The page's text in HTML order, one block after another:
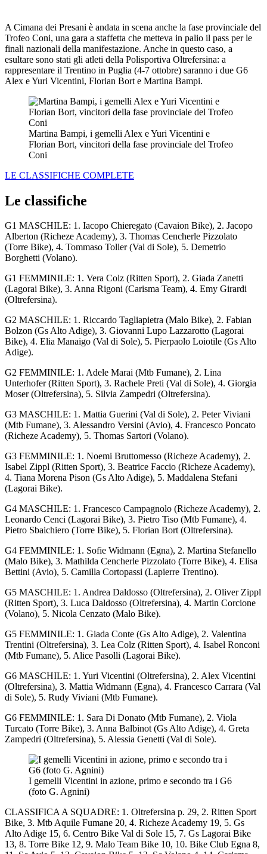
A Cimana dei Presani è andata in scena anche la fase provinciale del
Trofeo Coni, una gara a staffetta che metteva in palio il pass per le
finali nazionali della manifestazione. Anche in questo caso, a
esultare sono stati gli atleti della Polisportiva Oltrefersina: a
rappresentare il Trentino in Puglia (4-7 ottobre) saranno i due G6
Alex e Yuri Vicentini, Florian Bort e Martina Bampi.
Martina Bampi, i gemelli Alex e Yuri Vicentini e
Florian Bort, vincitori della fase provinciale del Trofeo
Coni
LE CLASSIFICHE COMPLETE
Le classifiche
G1 MASCHILE: 1. Iacopo Chieregato (Cavaion Bike), 2. Jacopo
Alberton (Richeze Academy), 3. Thomas Cencherle Pizzolato
(Torre Bike), 4. Tommaso Toller (Val di Sole), 5. Demetrio
Borghetti (Volano).
G1 FEMMINILE: 1. Vera Colz (Ritten Sport), 2. Giada Zanetti
(Lagorai Bike), 3. Anna Rigoni (Carisma Team), 4. Emy Girardi
(Oltrefersina).
G2 MASCHILE: 1. Riccardo Tagliapietra (Malo Bike), 2. Fabian
Bolzon (Gs Alto Adige), 3. Giovanni Lupo Lazzarotto (Lagorai
Bike), 4. Elia Manaigo (Val di Sole), 5. Pierpaolo Loiotile (Gs Alto
Adige).
G2 FEMMINILE: 1. Adele Marai (Mtb Fumane), 2. Lina
Unterhofer (Ritten Sport), 3. Rachele Preti (Val di Sole), 4. Giorgia
Moser (Oltrefersina), 5. Silvia Zampedri (Oltrefersina).
G3 MASCHILE: 1. Mattia Guerini (Val di Sole), 2. Peter Viviani
(Mtb Fumane), 3. Alessandro Versini (Avio), 4. Francesco Poncato
(Richeze Academy), 5. Thomas Sartori (Volano).
G3 FEMMINILE: 1. Noemi Bruttomesso (Richeze Academy), 2.
Isabel Zippl (Ritten Sport), 3. Beatrice Faccio (Richeze Academy),
4. Tiana Morena Pison (Gs Alto Adige), 5. Maddalena Stefani
(Lagorai Bike).
G4 MASCHILE: 1. Francesco Campagnolo (Richeze Academy), 2.
Leonardo Cenci (Lagorai Bike), 3. Pietro Tiso (Mtb Fumane), 4.
Pietro Sbaichiero (Torre Bike), 5. Florian Bort (Oltrefersina).
G4 FEMMINILE: 1. Sofie Widmann (Egna), 2. Martina Stefanello
(Malo Bike), 3. Mathilda Cencherle Pizzolato (Torre Bike), 4. Elisa
Bettini (Avio), 5. Camilla Cortopassi (Lapierre Trentino).
G5 MASCHILE: 1. Andrea Daldosso (Oltrefersina), 2. Oliver Zippl
(Ritten Sport), 3. Luca Daldosso (Oltrefersina), 4. Martin Corcione
(Volano), 5. Nicola Cenzato (Malo Bike).
G5 FEMMINILE: 1. Giada Conte (Gs Alto Adige), 2. Valentina
Trentini (Oltrefersina), 3. Lea Colz (Ritten Sport), 4. Isabel Ronconi
(Mtb Fumane), 5. Alice Pasolli (Lagorai Bike).
G6 MASCHILE: 1. Yuri Vicentini (Oltrefersina), 2. Alex Vicentini
(Oltrefersina), 3. Mattia Widmann (Egna), 4. Francesco Carrara (Val
di Sole), 5. Rudy Viviani (Mtb Fumane).
G6 FEMMINILE: 1. Sara Di Donato (Mtb Fumane), 2. Viola
Turcato (Torre Bike), 3. Anna Balbinot (Gs Alto Adige), 4. Greta
Zampedri (Oltrefersina), 5. Alessia Genetti (Val di Sole).
I gemelli Vicentini in azione, primo e secondo tra i G6
(foto G. Agnini)
CLASSIFICA A SQUADRE: 1. Oltrefersina p. 29, 2. Ritten Sport
Bike, 3. Mtb Aquile Fumane 20, 4. Richeze Academy 19, 5. Gs
Alto Adige 15, 6. Centro Bike Val di Sole 15, 7. Gs Lagorai Bike
13, 8. Torre Bike 12, 9. Malo Team Bike 10, 10. Bike Club Egna 8,